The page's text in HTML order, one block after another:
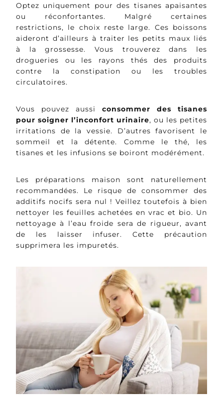
Optez uniquement pour des tisanes apaisantes
ou réconfortantes. Malgré certaines
restrictions, le choix reste large. Ces boissons
aideront d’ailleurs à traiter les petits maux liés
à la grossesse. Vous trouverez dans les
drogueries ou les rayons thés des produits
contre la constipation ou les troubles
circulatoires.
Vous pouvez aussi
consommer des tisanes
pour soigner l’inconfort urinaire, ou les petites
irritations de la vessie. D’autres favorisent le
sommeil et la détente. Comme le thé, les
tisanes et les infusions se boiront modérément.
Les préparations maison sont naturellement
recommandées. Le risque de consommer des
additifs nocifs sera nul ! Veillez toutefois à bien
nettoyer les feuilles achetées en vrac et bio. Un
nettoyage à l’eau froide sera de rigueur, avant
de les laisser infuser. Cette précaution
supprimera les impuretés.